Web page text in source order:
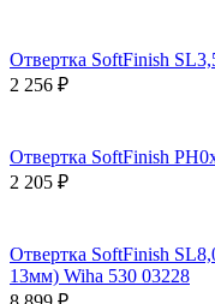
Отвертка SoftFinish
2 256 ₽
Отвертка SoftFinish
2 205 ₽
Отвертка SoftFinish
13мм) Wiha 530 03228